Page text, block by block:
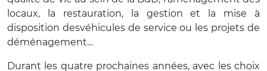
locaux, la restauration, la gestion et la mise à
disposition desvéhicules de service ou les projets de
déménagement…
Durant les quatre prochaines années, avec les choix